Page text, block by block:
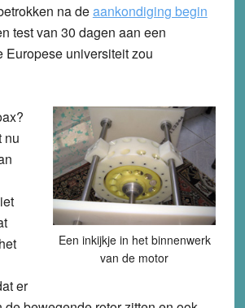
na deaankondiging begin
test van 30 dagen aan een
Europese universiteit zou
Een inkijkje in het binnenwerk
van de motor
nu
er